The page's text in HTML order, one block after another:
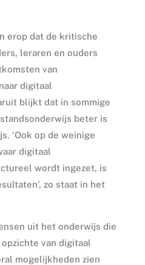
erop dat de kritische
leraren en ouders
van
digitaal
blijkt dat in sommige
beter is
‘Ook op de weinige
digitaal
wordt ingezet, is
zo staat in het
uit het onderwijs die
van digitaal
mogelijkheden zien